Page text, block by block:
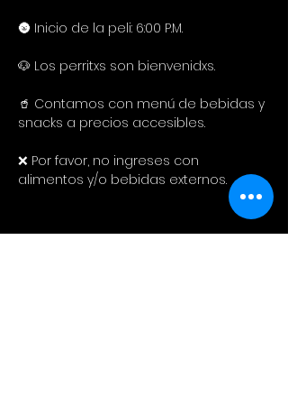
🌚 Inicio de la peli: 6:00 P.M.
🐶 Los perritxs son bienvenidxs.
🥤 Contamos con menú de bebidas y
snacks a precios accesibles.
❌ Por favor, no ingreses con
alimentos y/o bebidas externos.